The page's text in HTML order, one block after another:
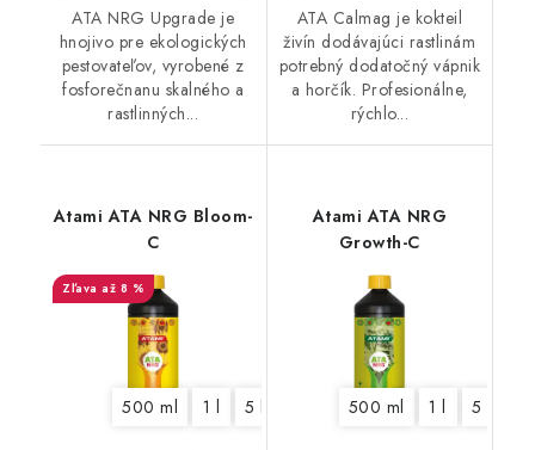
ATA NRG Upgrade je
hnojivo pre ekologických
pestovateľov, vyrobené z
fosforečnanu skalného a
rastlinných...
ATA Calmag je kokteil
živín dodávajúci rastlinám
potrebný dodatočný vápnik
a horčík. Profesionálne,
rýchlo...
Atami ATA NRG Bloom-
C
až 8 %
500 ml 1 l 5 l
Atami ATA NRG
Growth-C
500 ml 1 l 5 l